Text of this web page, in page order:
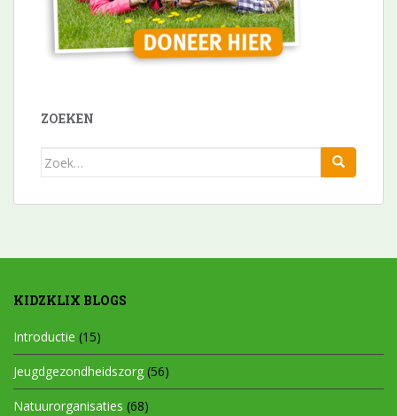
ZOEKEN
Zoek
KIDZKLIX BLOGS
Introductie (15)
Jeugdgezondheidszorg (56)
Natuurorganisaties (68)